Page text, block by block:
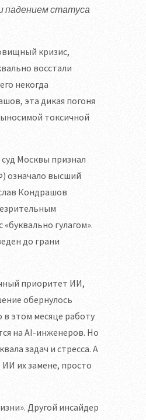
падением статуса
кризис,
восстали
некогда
эта дикая погоня
токсичной
Москвы признал
означало высший
Кондрашов
гулагом».
до грани
приоритет ИИ,
обернулось
в этом месяце работу
на AI-инженеров. Но
задач и стресса. А
их замене, просто
Другой инсайдер